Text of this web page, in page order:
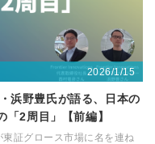
2026/1/15
野豊氏が語る、日本の
2周目」【前編】
証グロース市場に名を連ね